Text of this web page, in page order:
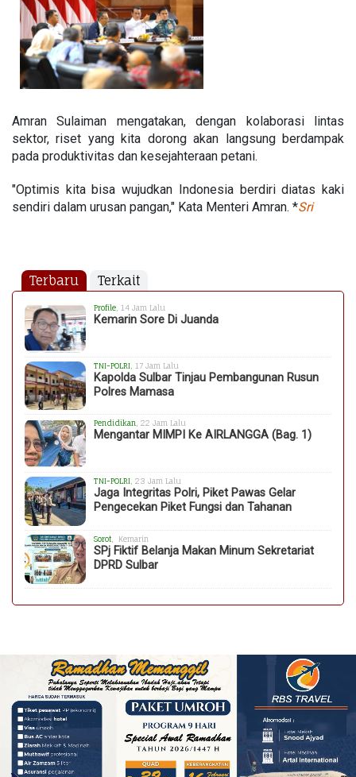
Amran Sulaiman mengatakan, dengan kolaborasi lintas
sektor, riset yang kita dorong akan langsung berdampak
pada produktivitas dan kesejahteraan petani.
"Optimis kita bisa wujudkan Indonesia berdiri diatas kaki
sendiri dalam urusan pangan," Kata Menteri Amran. *Sri
Terbaru Terkait
Profile , 14 Jam Lalu
Kemarin Sore Di Juanda
TNI-POLRI , 17 Jam Lalu
Kapolda Sulbar Tinjau Pembangunan Rusun
Polres Mamasa
Pendidikan, 22 Jam Lalu
Mengantar MIMPI Ke AIRLANGGA (Bag. 1)
TNI-POLRI , 23 Jam Lalu
Jaga Integritas Polri, Piket Pawas Gelar
Pengecekan Piket Fungsi dan Tahanan
Sorot , Kemarin
SPj Fiktif Belanja Makan Minum Sekretariat
DPRD Sulbar